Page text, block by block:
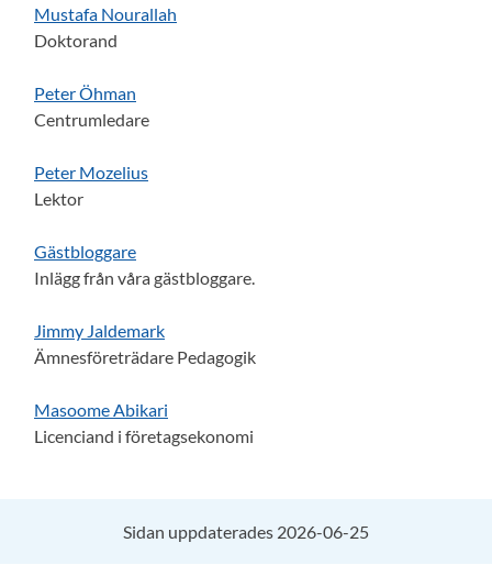
Mustafa Nourallah
Doktorand
Peter Öhman
Centrumledare
Peter Mozelius
Lektor
Gästbloggare
Inlägg från våra gästbloggare.
Jimmy Jaldemark
Ämnesföreträdare Pedagogik
Masoome Abikari
Licenciand i företagsekonomi
Sidan uppdaterades 2026-06-25